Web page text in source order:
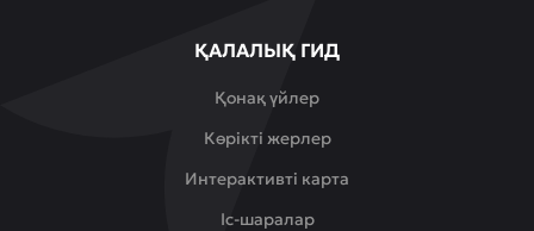
ҚАЛАЛЫҚ ГИД
Қонақ үйлер
Көрікті жерлер
Интерактивті карта
Іс-шаралар